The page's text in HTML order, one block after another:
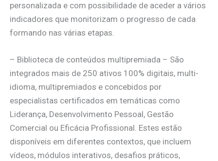
personalizada e com possibilidade de aceder a vários
indicadores que monitorizam o progresso de cada
formando nas várias etapas.
– Biblioteca de conteúdos multipremiada – São
integrados mais de 250 ativos 100% digitais, multi-
idioma, multipremiados e concebidos por
especialistas certificados em temáticas como
Liderança, Desenvolvimento Pessoal, Gestão
Comercial ou Eficácia Profissional. Estes estão
disponíveis em diferentes contextos, que incluem
vídeos, módulos interativos, desafios práticos,